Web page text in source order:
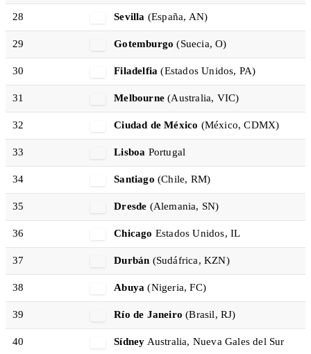
28 Sevilla (España, AN)
29 Gotemburgo (Suecia, O)
30 Filadelfia (Estados Unidos, PA)
31 Melbourne (Australia, VIC)
32 Ciudad de México (México, CDMX)
33 Lisboa Portugal
34 Santiago (Chile, RM)
35 Dresde (Alemania, SN)
36 Chicago Estados Unidos, IL
37 Durbán (Sudáfrica, KZN)
38 Abuya (Nigeria, FC)
39 Río de Janeiro (Brasil, RJ)
40 Sídney Australia, Nueva Gales del Sur